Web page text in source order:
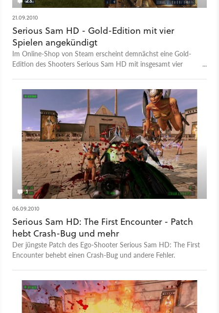
21.09.2010
Serious Sam HD - Gold-Edition mit vier
Spielen angekündigt
Im Online-Shop von Steam erscheint demnächst eine Gold-
Edition des Shooters Serious Sam HD mit insgesamt vier
1
06.09.2010
Serious Sam HD: The First Encounter - Patch
hebt Crash-Bug und mehr
Der jüngste Patch des Ego-Shooter Serious Sam HD: The First
Encounter behebt einen Crash-Bug und andere Fehler.